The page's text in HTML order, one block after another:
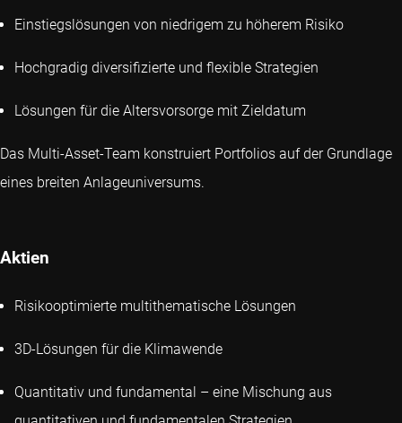
Einstiegslösungen von niedrigem zu höherem Risiko
Hochgradig diversifizierte und flexible Strategien
Lösungen für die Altersvorsorge mit Zieldatum
Das Multi-Asset-Team konstruiert Portfolios auf der Grundlage
eines breiten Anlageuniversums.
Aktien
Risikooptimierte multithematische Lösungen
3D-Lösungen für die Klimawende
Quantitativ und fundamental – eine Mischung aus